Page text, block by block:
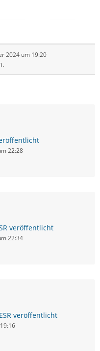
2024 um 19:20
22:28
veröffentlicht
22:34
veröffentlicht